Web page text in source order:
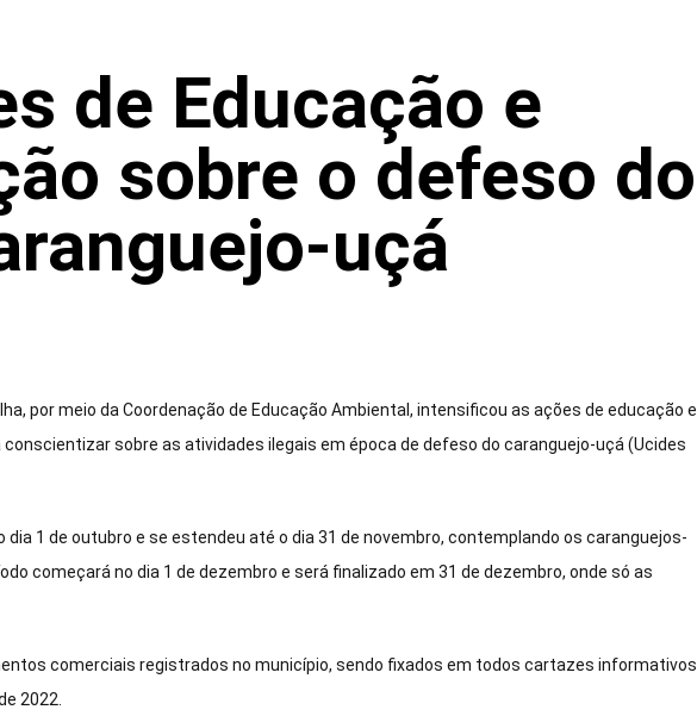
de Educação e
sobre o defeso do
uçá
por meio da Coordenação de Educação Ambiental, intensificou as ações de educação e
sobre as atividades ilegais em época de defeso do caranguejo-uçá (Ucides
dia 1 de outubro e se estendeu até o dia 31 de novembro, contemplando os caranguejos-
começará no dia 1 de dezembro e será finalizado em 31 de dezembro, onde só as
comerciais registrados no município, sendo fixados em todos cartazes informativos
2022.